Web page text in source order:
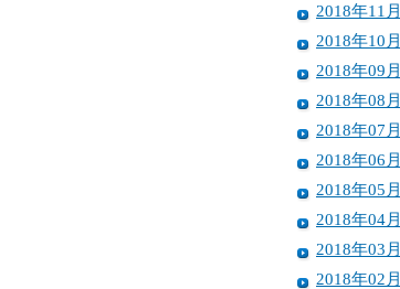
2018年11月
2018年10月
2018年09月
2018年08月
2018年07月
2018年06月
2018年05月
2018年04月
2018年03月
2018年02月